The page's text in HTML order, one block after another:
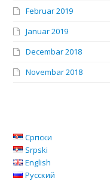
Februar 2019
Januar 2019
Decembar 2018
Novembar 2018
Српски
Srpski
English
Русский